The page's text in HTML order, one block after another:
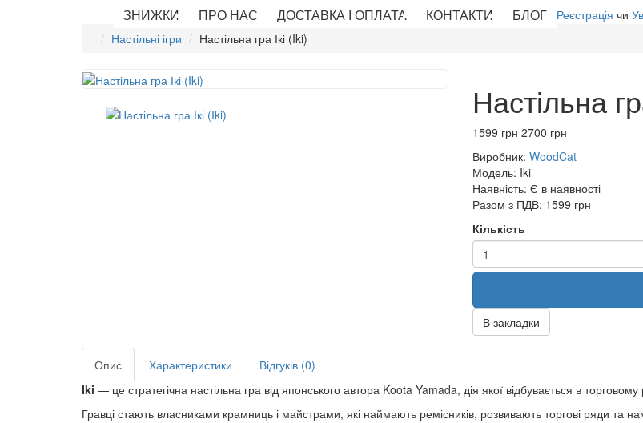
ЗНИЖКИ
ПРО НАС ДОСТАВКА І ОПЛАТА КОНТАКТИ БЛОГ Реєстрація чи
Настільні ігри
Настільна гра Ікі (Iki)
Настільна
1599 грн 2700 грн
Виробник: WoodCat
Модель: Iki
Наявність: Є в наявності
Разом з ПДВ: 1599 грн
Кількість
В закладки
Опис Характеристики
Відгуків (0)
Iki — це стратегічна настільна гра від японського автора Koota Yamada, дія якої відбувається в
Гравці стають власниками крамниць і майстрами, які наймають ремісників, розвивають торгові ряди та